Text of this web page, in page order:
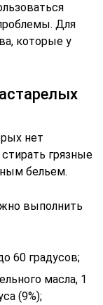
Для
которые у
нет
грязные
бельем.
выполнить
60 градусов;
масла, 1
(9%);